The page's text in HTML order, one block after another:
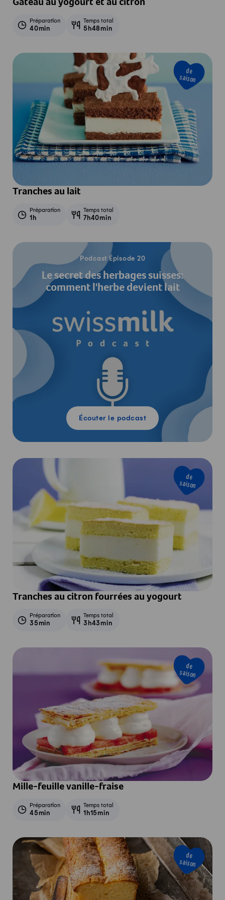
Gâteau au yogourt et au citron
Préparation
40min
Temps total
5h48min
de
saison
Tranches au lait
Préparation
1h
Temps total
7h40min
Podcast Épisode 20
Le secret des herbages suisses:
comment l'herbe devient lait
Écouter le podcast
Écouter le podcast
de
saison
Tranches au citron fourrées au yogourt
Préparation
35min
Temps total
3h43min
de
saison
Mille-feuille vanille-fraise
Préparation
45min
Temps total
1h15min
de
saison